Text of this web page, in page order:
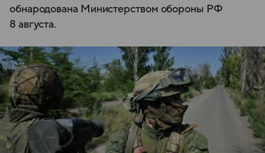
обнародована Министерством обороны РФ
8 августа.